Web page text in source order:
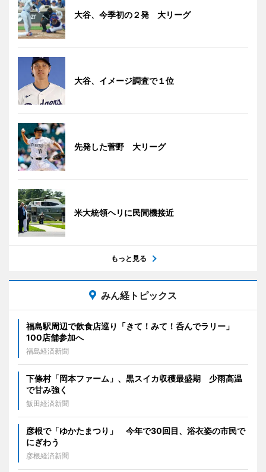
大谷、今季初の２発 大リーグ
大谷、イメージ調査で１位
先発した菅野 大リーグ
米大統領ヘリに民間機接近
もっと見る
みん経トピックス
福島駅周辺で飲食店巡り「きて！みて！呑んでラリー」
100店舗参加へ
福島経済新聞
下條村「岡本ファーム」、黒スイカ収穫最盛期 少雨高温
で甘み強く
飯田経済新聞
彦根で「ゆかたまつり」 今年で30回目、浴衣姿の市民で
にぎわう
彦根経済新聞